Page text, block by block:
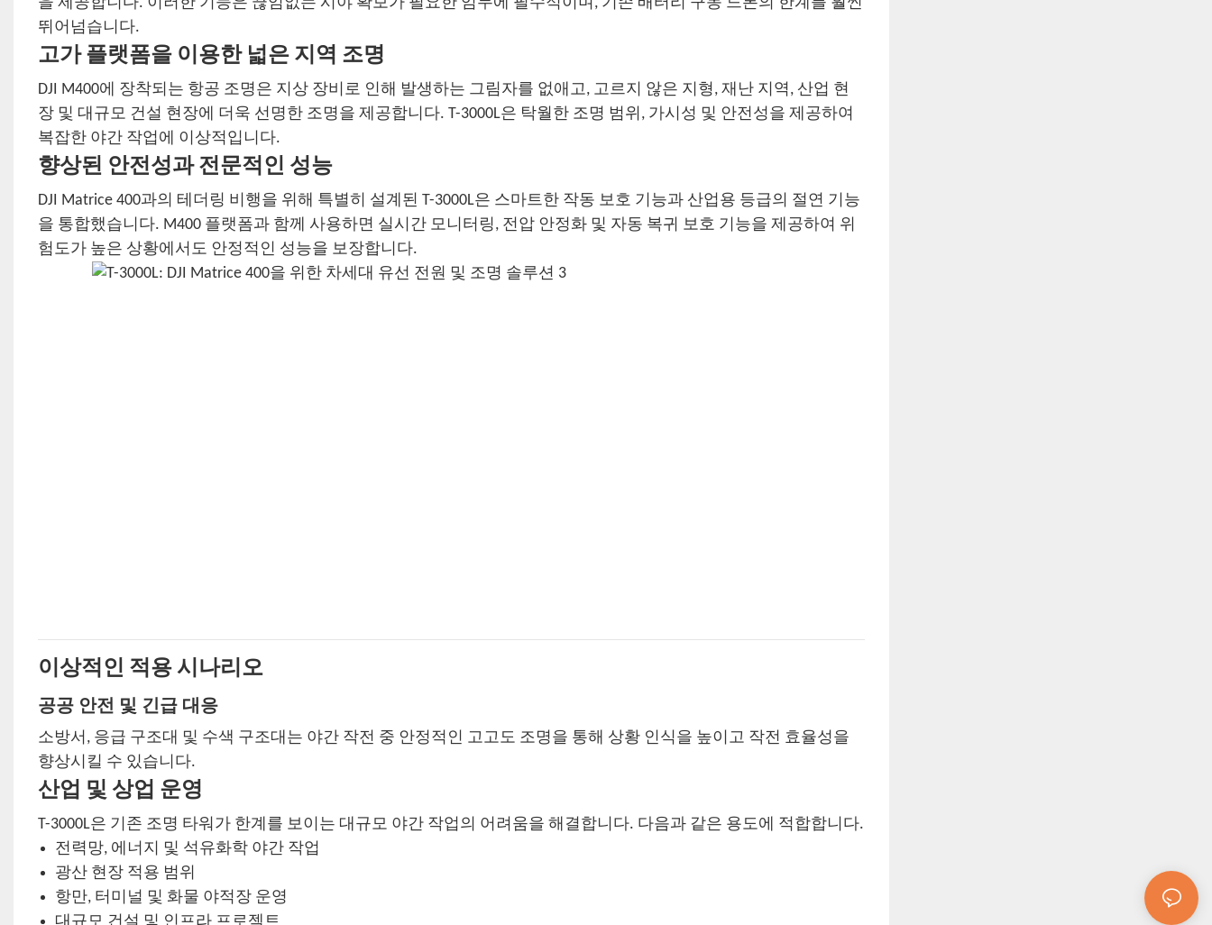
뛰어넘습니다.
고가 플랫폼을 이용한 넓은 지역 조명
DJI M400에 장착되는 항공 조명은 지상 장비로 인해 발생하는 그림자를 없애고, 고르지 않은 지형, 재난 지역, 산업 현
장 및 대규모 건설 현장에 더욱 선명한 조명을 제공합니다. T-3000L은 탁월한 조명 범위, 가시성 및 안전성을 제공하여
복잡한 야간 작업에 이상적입니다.
향상된 안전성과 전문적인 성능
DJI Matrice 400과의 테더링 비행을 위해 특별히 설계된 T-3000L은 스마트한 작동 보호 기능과 산업용 등급의 ​​절연 기능
을 통합했습니다. M400 플랫폼과 함께 사용하면 실시간 모니터링, 전압 안정화 및 자동 복귀 보호 기능을 제공하여 위
험도가 높은 상황에서도 안정적인 성능을 보장합니다.
이상적인 적용 시나리오
공공 안전 및 긴급 대응
소방서, 응급 구조대 및 수색 구조대는 야간 작전 중 안정적인 고고도 조명을 통해 상황 인식을 높이고 작전 효율성을
향상시킬 수 있습니다.
산업 및 상업 운영
T-3000L은 기존 조명 타워가 한계를 보이는 대규모 야간 작업의 어려움을 해결합니다. 다음과 같은 용도에 적합합니다.
전력망, 에너지 및 석유화학 야간 작업
광산 현장 적용 범위
항만, 터미널 및 화물 야적장 운영